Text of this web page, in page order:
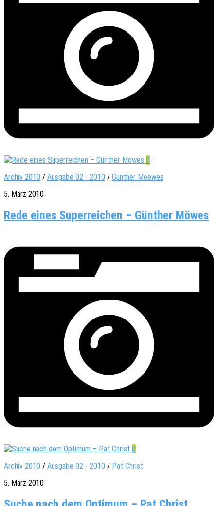
0
Archiv 2010 / Ausgabe 02 - 2010 / Günther Moewes
5. März 2010
Rede eines Superreichen – Günther Möwes
0
Archiv 2010 / Ausgabe 02 - 2010 / Pat Christ
5. März 2010